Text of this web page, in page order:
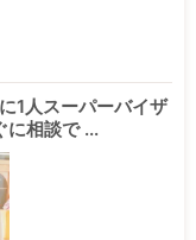
1人スーパーバイザ
に相談で ...